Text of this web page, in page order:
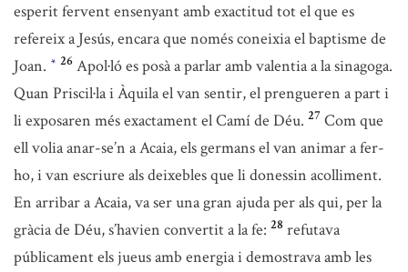
esperit fervent ensenyant amb exactitud tot el que es
refereix a Jesús, encara que només coneixia el baptisme de
Joan. * 26 Apol·ló es posà a parlar amb valentia a la sinagoga.
Quan Priscil·la i Àquila el van sentir, el prengueren a part i
li exposaren més exactament el Camí de Déu. 27 Com que
ell volia anar-se’n a Acaia, els germans el van animar a fer-
ho, i van escriure als deixebles que li donessin acolliment.
En arribar a Acaia, va ser una gran ajuda per als qui, per la
gràcia de Déu, s’havien convertit a la fe: 28 refutava
públicament els jueus amb energia i demostrava amb les